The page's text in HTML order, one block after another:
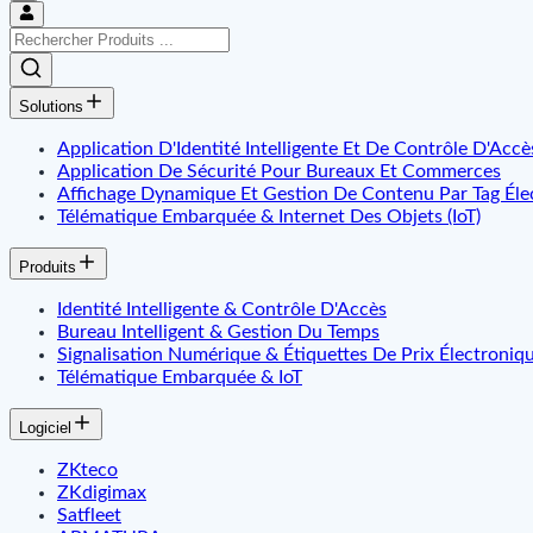
Solutions
Application D'Identité Intelligente Et De Contrôle
Application De Sécurité Pour Bureaux Et Commerces
Affichage Dynamique Et Gestion De Contenu Par Tag
Télématique Embarquée & Internet Des Objets (IoT)
Produits
Identité Intelligente & Contrôle D'Accès
Bureau Intelligent & Gestion Du Temps
Signalisation Numérique & Étiquettes De Prix
Télématique Embarquée & IoT
Logiciel
ZKteco
ZKdigimax
Satfleet